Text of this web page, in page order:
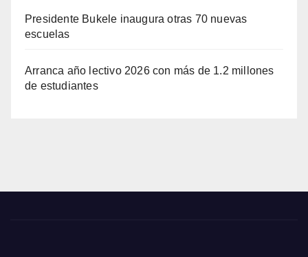
Presidente Bukele inaugura otras 70 nuevas
escuelas
Arranca año lectivo 2026 con más de 1.2 millones
de estudiantes